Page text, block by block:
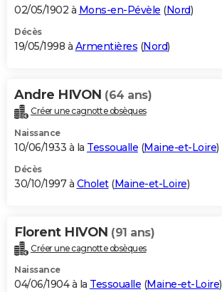
02/05/1902 à Mons-en-Pévèle (Nord)
Décès
19/05/1998 à Armentières (Nord)
Andre HIVON (64 ans)
Créer une cagnotte obsèques
Naissance
10/06/1933 à la Tessoualle (Maine-et-Loire)
Décès
30/10/1997 à Cholet(Maine-et-Loire)
Florent HIVON (91 ans)
Créer une cagnotte obsèques
Naissance
04/06/1904 à la Tessoualle (Maine-et-Loire)